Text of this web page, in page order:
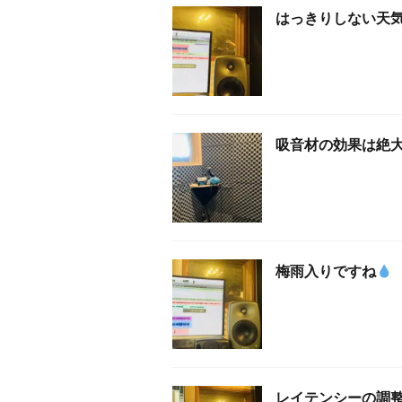
はっきりしない天
吸音材の効果は絶
梅雨入りですね
レイテンシーの調